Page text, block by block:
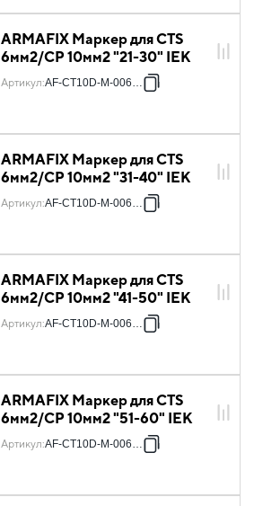
ARMAFIX Маркер для CTS
6мм2/CP 10мм2 "21-30" IEK
Артикул:AF-CT10D-M-006-03
ARMAFIX Маркер для CTS
6мм2/CP 10мм2 "31-40" IEK
Артикул:AF-CT10D-M-006-04
ARMAFIX Маркер для CTS
6мм2/CP 10мм2 "41-50" IEK
Артикул:AF-CT10D-M-006-05
ARMAFIX Маркер для CTS
6мм2/CP 10мм2 "51-60" IEK
Артикул:AF-CT10D-M-006-06